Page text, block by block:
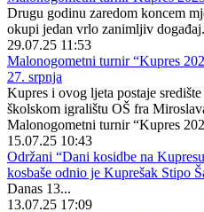
Drugu godinu zaredom koncem
okupi jedan vrlo zanimljiv
29.07.25 11:53
Malonogometni turnir “Kupres
27. srpnja
Kupres i ovog ljeta postaje
školskom igralištu OŠ fra
Malonogometni turnir “Kupres
15.07.25 10:43
Održani “Dani kosidbe na
kosbaše odnio je Kuprešak Stipo
Danas 13...
13.07.25 17:09